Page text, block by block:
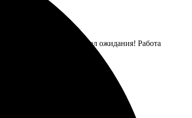
Результат превзошел ожидания! Работа